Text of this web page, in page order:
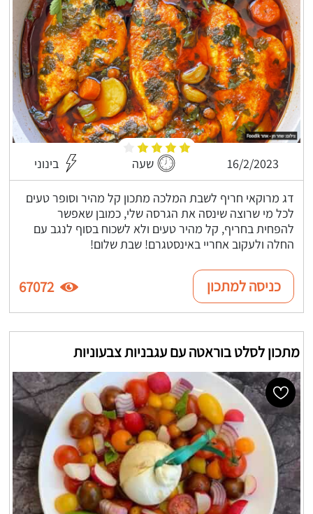
16/2/2023 שעה בינוני
דג מרוקאי חריף לשבת המלכה מתכון קל מהיר וסופר טעים
לכל מי שרוצה שינסה את הגרסה שלי, כמובן שאפשר
להפחית בחריף, קל מהיר טעים ולא לשכוח בסוף לנגב עם
החלה ולעקוב אחריי באינסטגרם! שבת שלום!
כניסה למתכון 67072
מתכון לסלט בוראטה עם עגבניות צבעוניות